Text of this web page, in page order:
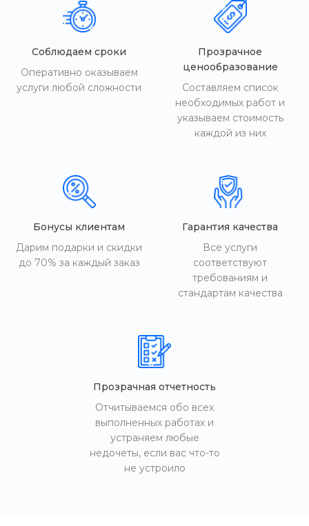
Соблюдаем сроки
Оперативно оказываем
услуги любой сложности
Прозрачное
ценообразование
Составляем список
необходимых работ и
указываем стоимость
каждой из них
Бонусы клиентам
Дарим подарки и скидки
до 70% за каждый заказ
Гарантия качества
Все услуги
соответствуют
требованиям и
стандартам качества
Прозрачная отчетность
Отчитываемся обо всех
выполненных работах и
устраняем любые
недочеты, если вас что-то
не устроило